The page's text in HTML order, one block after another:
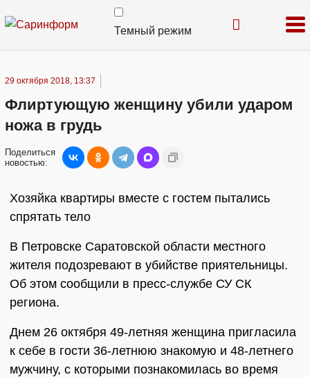
Темный режим
29 октября 2018, 13:37
Флиртующую женщину убили ударом
ножа в грудь
Поделиться
новостью:
Хозяйка квартиры вместе с гостем пытались
спрятать тело
В Петровске Саратовской области местного
жителя подозревают в убийстве приятельницы.
Об этом сообщили в пресс-службе СУ СК
региона.
Днем 26 октября 49-летняя женщина пригласила
к себе в гости 36-летнюю знакомую и 48-летнего
мужчину, с которыми познакомилась во время